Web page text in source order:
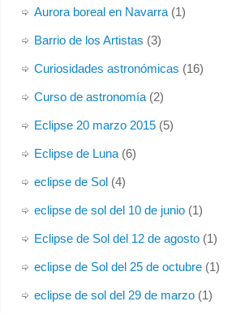
Aurora boreal en Navarra(1)
Barrio de los Artistas (3)
Curiosidades astronómicas (16)
Curso de astronomía(2)
Eclipse 20 marzo 2015(5)
Eclipse de Luna(6)
eclipse de Sol(4)
eclipse de sol del 10 de junio(1)
Eclipse de Sol del 12 de agosto(1)
eclipse de Sol del 25 de octubre(1)
eclipse de sol del 29 de marzo(1)